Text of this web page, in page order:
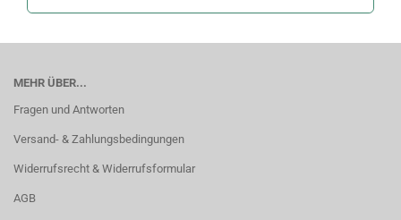
MEHR ÜBER...
Fragen und Antworten
Versand- & Zahlungsbedingungen
Widerrufsrecht & Widerrufsformular
AGB